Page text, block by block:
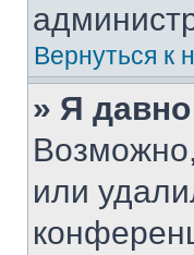
Вернуться к
» Я
или